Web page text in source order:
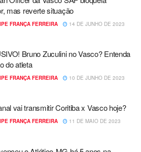
mas reverte situação
FRANÇA FERREIRA
14 DE JUNHO DE 2023
Bruno Zuculini no Vasco? Entenda
do atleta
FRANÇA FERREIRA
10 DE JUNHO DE 2023
vai transmitir Coritiba x Vasco hoje?
FRANÇA FERREIRA
11 DE MAIO DE 2023